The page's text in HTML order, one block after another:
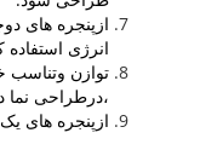
ازپنجره های
انرژی استفاده
توازن
،درطراحی
ازپنجره های